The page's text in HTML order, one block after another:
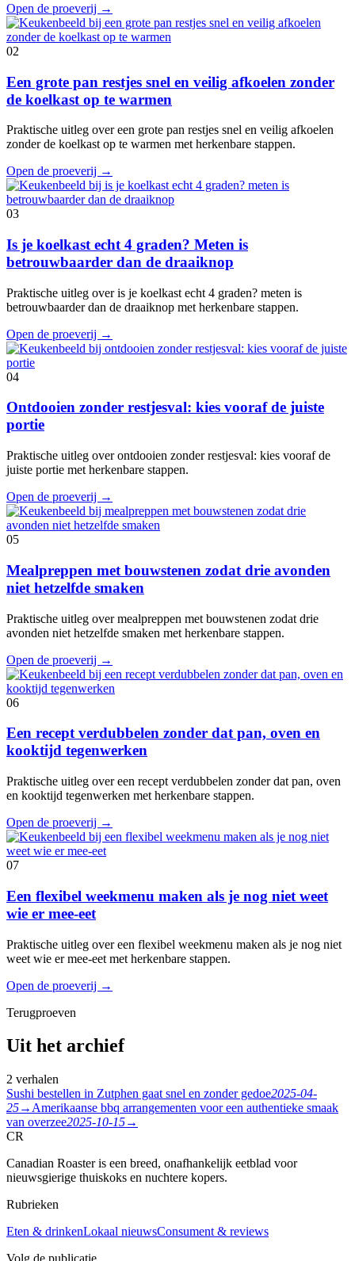
Open de proeverij →
02
Een grote pan restjes snel en veilig afkoelen zonder
de koelkast op te warmen
Praktische uitleg over een grote pan restjes snel en veilig afkoelen
zonder de koelkast op te warmen met herkenbare stappen.
Open de proeverij →
03
Is je koelkast echt 4 graden? Meten is
betrouwbaarder dan de draaiknop
Praktische uitleg over is je koelkast echt 4 graden? meten is
betrouwbaarder dan de draaiknop met herkenbare stappen.
Open de proeverij →
04
Ontdooien zonder restjesval: kies vooraf de juiste
portie
Praktische uitleg over ontdooien zonder restjesval: kies vooraf de
juiste portie met herkenbare stappen.
Open de proeverij →
05
Mealpreppen met bouwstenen zodat drie avonden
niet hetzelfde smaken
Praktische uitleg over mealpreppen met bouwstenen zodat drie
avonden niet hetzelfde smaken met herkenbare stappen.
Open de proeverij →
06
Een recept verdubbelen zonder dat pan, oven en
kooktijd tegenwerken
Praktische uitleg over een recept verdubbelen zonder dat pan, oven
en kooktijd tegenwerken met herkenbare stappen.
Open de proeverij →
07
Een flexibel weekmenu maken als je nog niet weet
wie er mee-eet
Praktische uitleg over een flexibel weekmenu maken als je nog niet
weet wie er mee-eet met herkenbare stappen.
Open de proeverij →
Terugproeven
Uit het archief
2 verhalen
Sushi bestellen in Zutphen gaat snel en zonder gedoe2025-04-
25→ Amerikaanse bbq arrangementen voor een authentieke smaak
van overzee2025-10-15→
CR
Canadian Roaster is een breed, onafhankelijk eetblad voor
nieuwsgierige thuiskoks en nuchtere kopers.
Rubrieken
Eten & drinkenLokaal nieuwsConsument & reviews